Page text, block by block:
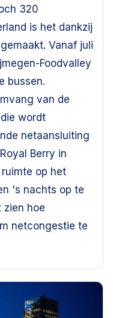
320
is het dankzij
Vanaf juli
Foodvalley
bussen.
van de
wordt
netaansluiting
Berry in
op het
's nachts op te
zien hoe
netcongestie te